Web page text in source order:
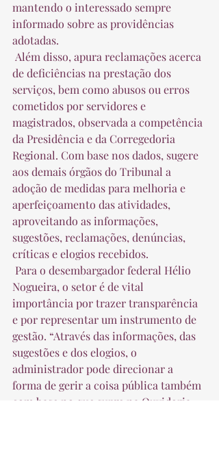
mantendo o interessado sempre
informado sobre as providências
adotadas.
de deficiências na prestação dos
serviços, bem como abusos ou erros
cometidos por servidores e
magistrados, observada a competência
da Presidência e da Corregedoria
Regional. Com base nos dados, sugere
aos demais órgãos do Tribunal a
adoção de medidas para melhoria e
aperfeiçoamento das atividades,
aproveitando as informações,
sugestões, reclamações, denúncias,
críticas e elogios recebidos.
Nogueira, o setor é de vital
importância por trazer transparência
e por representar um instrumento de
gestão. “Através das informações, das
sugestões e dos elogios, o
administrador pode direcionar a
forma de gerir a coisa pública também
com base no que surge na Ouvidoria.